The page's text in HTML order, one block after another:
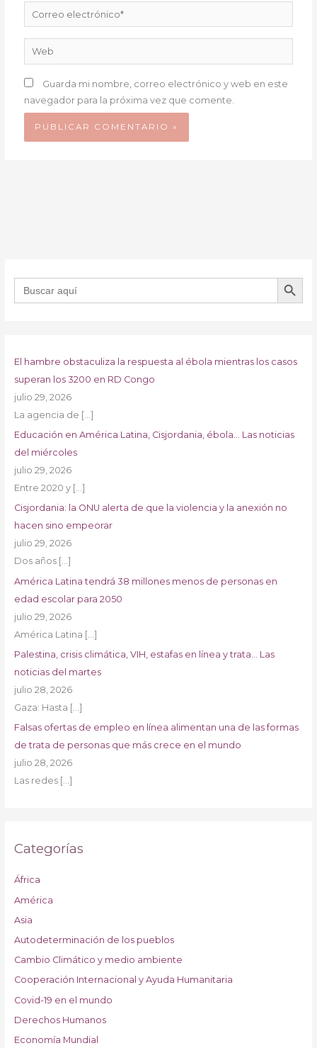
electrónico*
Web
Guarda mi nombre, correo electrónico y web en este
navegador para la próxima vez que comente.
Buscar: BOTÓN DE
El hambre obstaculiza la respuesta al ébola mientras los casos
superan los 3200 en RD Congo
julio 29, 2026
La agencia de […]
Educación en América Latina, Cisjordania, ébola… Las noticias
del miércoles
julio 29, 2026
Entre 2020 y […]
Cisjordania: la ONU alerta de que la violencia y la anexión no
hacen sino empeorar
julio 29, 2026
Dos años […]
América Latina tendrá 38 millones menos de personas en
edad escolar para 2050
julio 29, 2026
América Latina […]
Palestina, crisis climática, VIH, estafas en línea y trata… Las
noticias del martes
julio 28, 2026
Gaza: Hasta […]
Falsas ofertas de empleo en línea alimentan una de las formas
de trata de personas que más crece en el mundo
julio 28, 2026
Las redes […]
Categorías
África
América
Asia
Autodeterminación de los pueblos
Cambio Climático y medio ambiente
Cooperación Internacional y Ayuda Humanitaria
Covid-19 en el mundo
Derechos Humanos
Economía Mundial